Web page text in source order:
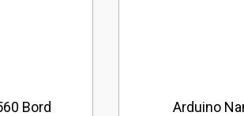
Bord
Arduino